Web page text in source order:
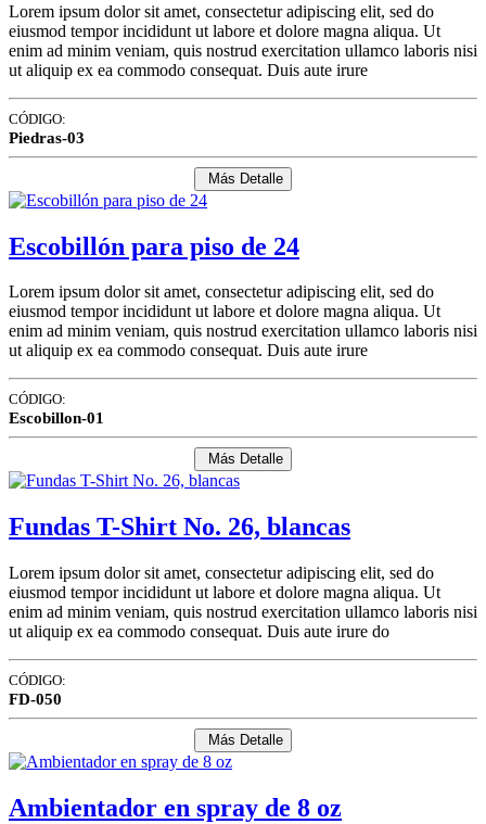
Lorem ipsum dolor sit amet, consectetur adipiscing elit, sed do
eiusmod tempor incididunt ut labore et dolore magna aliqua. Ut
enim ad minim veniam, quis nostrud exercitation ullamco laboris nisi
ut aliquip ex ea commodo consequat. Duis aute irure
CÓDIGO:
Piedras-03
Más Detalle
Escobillón para piso de 24
Lorem ipsum dolor sit amet, consectetur adipiscing elit, sed do
eiusmod tempor incididunt ut labore et dolore magna aliqua. Ut
enim ad minim veniam, quis nostrud exercitation ullamco laboris nisi
ut aliquip ex ea commodo consequat. Duis aute irure
CÓDIGO:
Escobillon-01
Más Detalle
Fundas T-Shirt No. 26, blancas
Lorem ipsum dolor sit amet, consectetur adipiscing elit, sed do
eiusmod tempor incididunt ut labore et dolore magna aliqua. Ut
enim ad minim veniam, quis nostrud exercitation ullamco laboris nisi
ut aliquip ex ea commodo consequat. Duis aute irure do
CÓDIGO:
FD-050
Más Detalle
Ambientador en spray de 8 oz